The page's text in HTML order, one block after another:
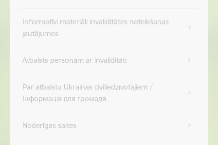
Informatīvi materiāli invaliditātes noteikšanas
jautājumos
Atbalsts personām ar invaliditāti
Par atbalstu Ukrainas civiliedzīvotājiem /
Інформація для громадя
Noderīgas saites